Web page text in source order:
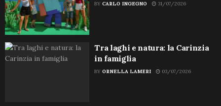
BY CARLO INGEGNO 31/07/2026
Tra laghi e natura: la Carinzia
in famiglia
BY ORNELLA LAMERI 03/07/2026